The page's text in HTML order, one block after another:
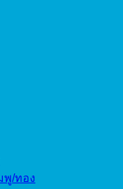
พู/ทอง